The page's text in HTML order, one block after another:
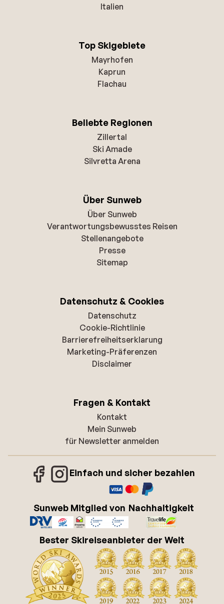
Italien
Top Skigebiete
Mayrhofen
Kaprun
Flachau
Beliebte Regionen
Zillertal
Ski Amade
Silvretta Arena
Über Sunweb
Über Sunweb
Verantwortungsbewusstes Reisen
Stellenangebote
Presse
Sitemap
Datenschutz & Cookies
Datenschutz
Cookie-Richtlinie
Barrierefreiheitserklarung
Marketing-Präferenzen
Disclaimer
Fragen & Kontakt
Kontakt
Mein Sunweb
für Newsletter anmelden
Einfach und sicher bezahlen
Sunweb Mitglied von Nachhaltigkeit
Bester Skireiseanbieter der Welt